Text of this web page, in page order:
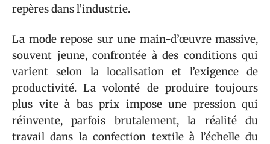
repères dans l’industrie.
La mode repose sur une main-d’œuvre massive,
souvent jeune, confrontée à des conditions qui
varient selon la localisation et l’exigence de
productivité. La volonté de produire toujours
plus vite à bas prix impose une pression qui
réinvente, parfois brutalement, la réalité du
travail dans la confection textile à l’échelle du